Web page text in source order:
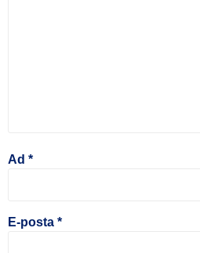
Ad *
E-posta *